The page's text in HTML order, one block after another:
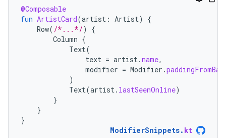
@Composable
fun ArtistCard(artist : Artist)
{
Row( /*...*/)
{
Column {
Text(
text = artist.name,
modifier = Modifier .
)
Text(artist. lastSeenOnline)
}
}
}
ModifierSnippets. kt